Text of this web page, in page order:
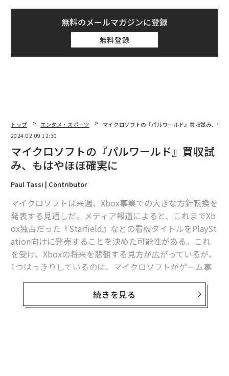
無料のメールマガジンに登録
無料登録
トップ エンタメ・スポーツ
マイクロソフトの『パルワールド』買収試み、も
2024.02.09 12:30
マイクロソフトの『パルワールド』買収試
み、もはやほぼ確実に
Paul Tassi | Contributor
マイクロソフトは来週、Xbox事業での大きな方針転換を
発表する見通しだ。メディア報道によると、これまでXb
ox独占だった『Starfield』などの看板タイトルをPlaySt
ation向けに発売することを決めた可能性がある。これ
を受け、Xboxの将来を悲観する見方が広がっているが、
1つはっきりしているのは、マイクロソフトがゲーム事
業から撤退するつもりはないということだ。戦略が変わ
ったとしても、サブスクリプションサービスの「Game
Pass」向けであれ、XboxあるいはPS向けであれ、自社
続きを見る